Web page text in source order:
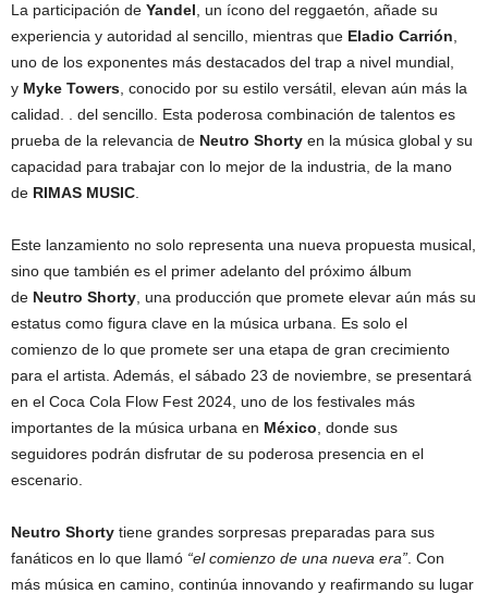
La participación de Yandel , un ícono del reggaetón, añade su
experiencia y autoridad al sencillo, mientras que Eladio Carrión
uno de los exponentes más destacados del trap a nivel mundial,
y Myke Towers , conocido por su estilo versátil, elevan aún más la
calidad. . del sencillo. Esta poderosa combinación de talentos es
prueba de la relevancia de Neutro Shorty en la música global y su
capacidad para trabajar con lo mejor de la industria, de la mano
de RIMAS MUSIC
Este lanzamiento no solo representa una nueva propuesta musical,
sino que también es el primer adelanto del próximo álbum
de Neutro Shorty , una producción que promete elevar aún más su
estatus como figura clave en la música urbana. Es solo el
comienzo de lo que promete ser una etapa de gran crecimiento
para el artista. Además, el sábado 23 de noviembre, se presentará
en el Coca Cola Flow Fest 2024, uno de los festivales más
importantes de la música urbana en México , donde sus
seguidores podrán disfrutar de su poderosa presencia en el
escenario.
Neutro Shorty tiene grandes sorpresas preparadas para sus
fanáticos en lo que llamó “el comienzo de una nueva era” . Con
más música en camino, continúa innovando y reafirmando su lugar